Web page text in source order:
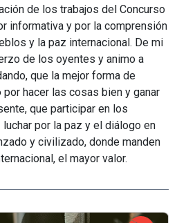
de los trabajos del Concurso
informativa y por la comprensión
y la paz internacional. De mi
de los oyentes y animo a
que la mejor forma de
hacer las cosas bien y ganar
que participar en los
luchar por la paz y el diálogo en
y civilizado, donde manden
el mayor valor.